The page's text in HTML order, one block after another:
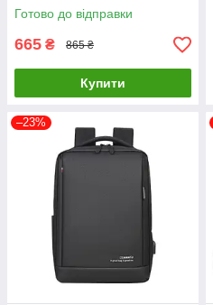
Готово до відправки
665 ₴ 865 ₴
Купити
–23%